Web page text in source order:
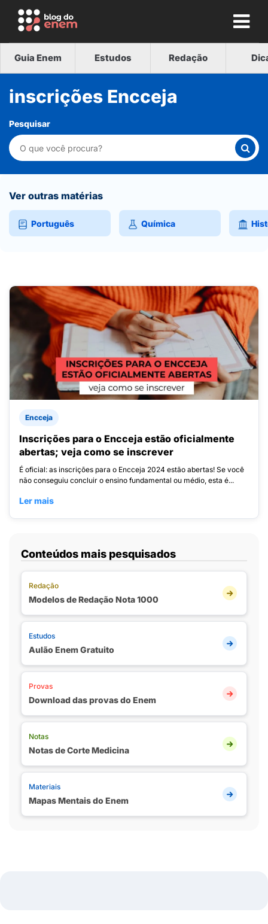
Guia Enem Estudos Redação
inscrições Encceja
Pesquisar
Ver outras matérias
Português Química
Encceja
Inscrições para o Encceja estão oficialmente
abertas; veja como se inscrever
É oficial: as inscrições para o Encceja 2024 estão abertas! Se você
não conseguiu concluir o ensino fundamental ou médio, esta é...
Ler mais
Conteúdos mais pesquisados
Redação
Modelos de Redação Nota 1000
Estudos
Aulão Enem Gratuito
Provas
Download das provas do Enem
Notas
Notas de Corte Medicina
Materiais
Mapas Mentais do Enem